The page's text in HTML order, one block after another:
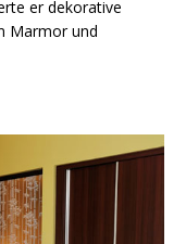
er dekorative
Marmor und